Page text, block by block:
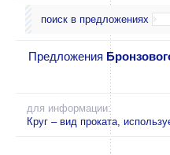
поиск в предложениях
Предложения
для информации:
Круг – вид проката,